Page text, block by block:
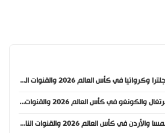
موعد مباراة إنجلترا وكرواتيا في كأس العالم 2026 والقنوات الناقلة
موعد مباراة البرتغال والكونغو في كأس العالم 2026 والقنوات الناقلة
موعد مباراة النمسا والأردن في كأس العالم 2026 والقنوات الناقلة